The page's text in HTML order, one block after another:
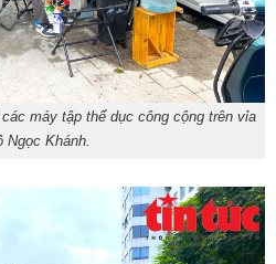
máy tập thể dục công cộng trên vỉa
Ngọc Khánh.